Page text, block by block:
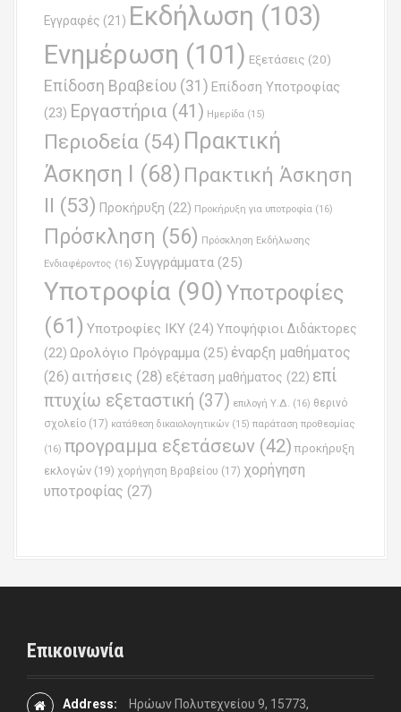
Εγγραφές (21) Εκδήλωση (103)
Ενημέρωση (101) Εξετάσεις (20)
Επίδοση Βραβείου (31) Επίδοση Υποτροφίας
(23) Εργαστήρια (41) Ημερίδα (15)
Περιοδεία (54) Πρακτική
Άσκηση Ι
(68) Πρακτική Άσκηση
ΙΙ (53) Προκήρυξη (22) Προκήρυξη για υποτροφία (16)
Πρόσκληση (56) Πρόσκληση Εκδήλωσης
Ενδιαφέροντος (16) Συγγράμματα (25)
Υποτροφία (90)Υποτροφίες
(61) Υποτροφίες ΙΚΥ (24) Υποψήφιοι Διδάκτορες
(22) Ωρολόγιο Πρόγραμμα (25) έναρξη μαθήματος
(26) αιτήσεις (28) εξέταση μαθήματος (22) επί
πτυχίω εξεταστική (37) επιλογή Υ.Δ. (16) θερινό
σχολείο (17) κατάθεση δικαιολογητικών (15) παράταση προθεσμίας
(16) προγραμμα εξετάσεων (42) προκήρυξη
εκλογών (19) χορήγηση Βραβείου (17) χορήγηση
υποτροφίας (27)
Επικοινωνία
Address:
Ηρώων Πολυτεχνείου 9, 15773,